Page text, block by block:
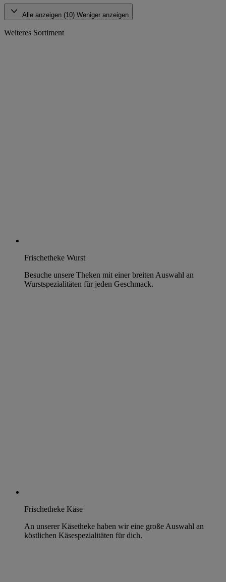
Alle anzeigen (10) Weniger anzeigen
Weiteres Sortiment
Frischetheke Wurst
Besuche unsere Theken mit einer breiten Auswahl an
Wurstspezialitäten für jeden Geschmack.
Frischetheke Käse
An unserer Käsetheke haben wir eine große Auswahl an
köstlichen Käsespezialitäten für dich.